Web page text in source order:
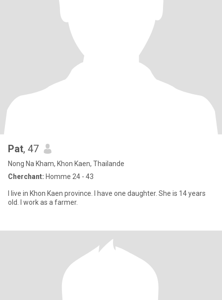
Pat, 47
Nong Na Kham, Khon Kaen, Thailande
Cherchant: Homme 24 - 43
I live in Khon Kaen province. I have one daughter. She is 14 years
old. I work as a farmer.